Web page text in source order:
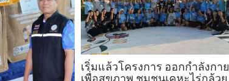
เริ่มแล้วโครงการ ออกกำลังกาย
เพื่อสุขภาพ ชุมชนเคหะไร่กล้วย